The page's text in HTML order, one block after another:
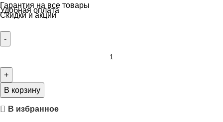
Гарантия на все товары
Удобная оплата
Скидки и акции
В корзину
В избранное